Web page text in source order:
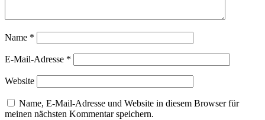
Name *
E-Mail-Adresse *
Website
Name, E-Mail-Adresse und Website in diesem Browser für
meinen nächsten Kommentar speichern.